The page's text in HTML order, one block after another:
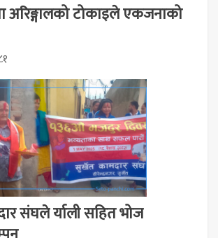
अरिङ्गालको टोकाइले एकजनाको
संघले र्याली सहित भोज